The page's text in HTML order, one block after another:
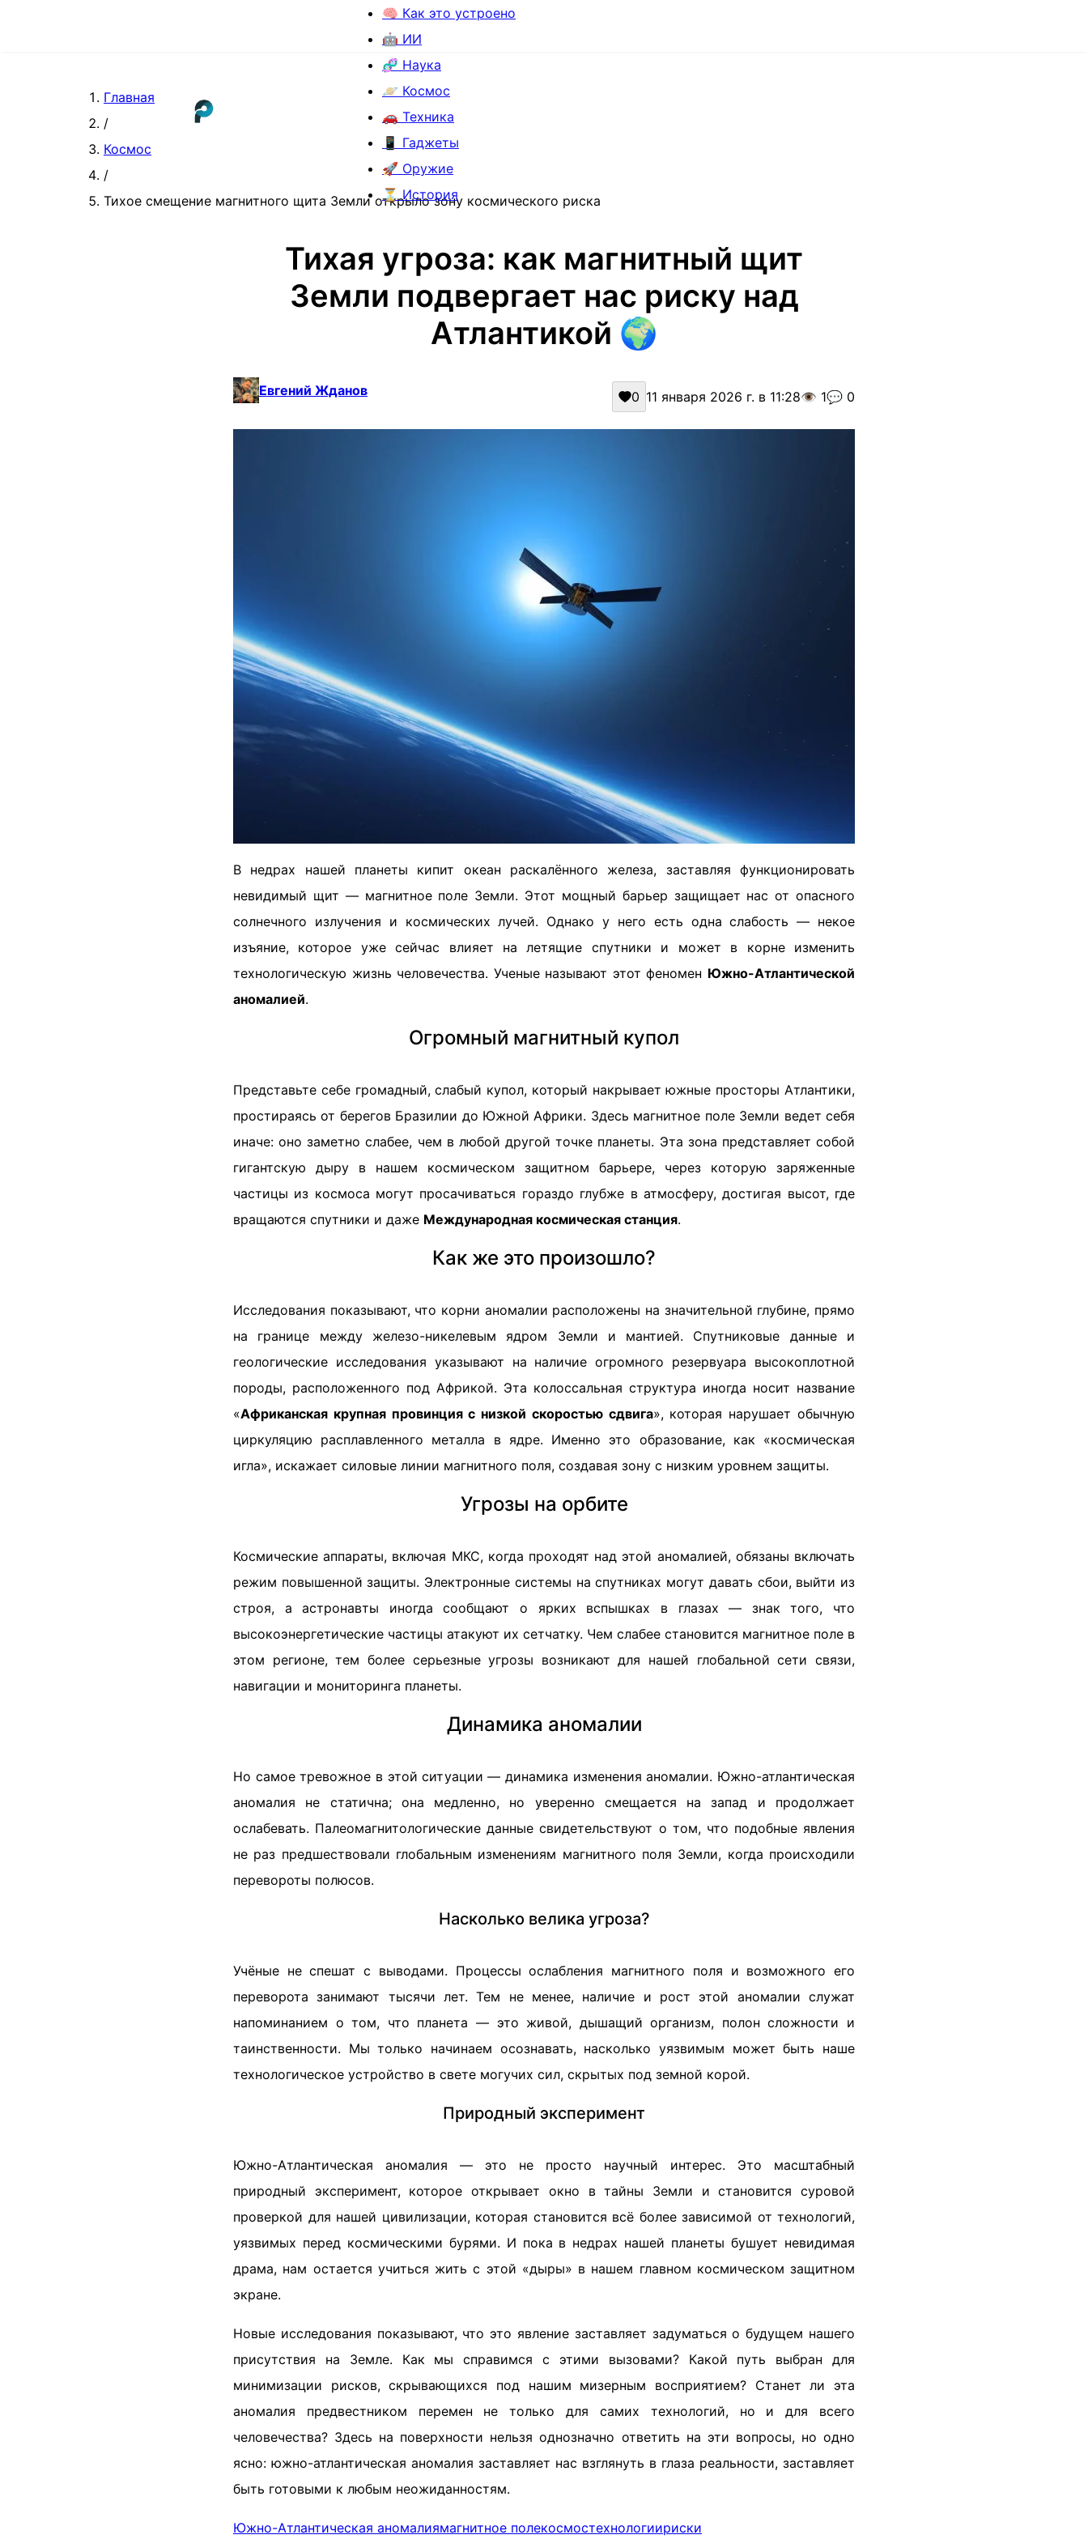
🧠 Как это устроено
🤖 ИИ
🧬 Наука
🪐 Космос
🚗 Техника
📱 Гаджеты
🚀 Оружие
⏳ История
Главная
/
Космос
/
Тихое смещение магнитного щита Земли открыло зону космического риска
Тихая угроза: как магнитный щит
Земли подвергает нас риску над
Атлантикой 🌍
Евгений Жданов 0 11 января 2026 г. в 11:28👁️ 1💬 0
В недрах нашей планеты кипит океан раскалённого железа, заставляя функционировать
невидимый щит — магнитное поле Земли. Этот мощный барьер защищает нас от опасного
солнечного излучения и космических лучей. Однако у него есть одна слабость — некое
изъяние, которое уже сейчас влияет на летящие спутники и может в корне изменить
технологическую жизнь человечества. Ученые называют этот феномен Южно-Атлантической
аномалией.
Огромный магнитный купол
Представьте себе громадный, слабый купол, который накрывает южные просторы Атлантики,
простираясь от берегов Бразилии до Южной Африки. Здесь магнитное поле Земли ведет себя
иначе: оно заметно слабее, чем в любой другой точке планеты. Эта зона представляет собой
гигантскую дыру в нашем космическом защитном барьере, через которую заряженные
частицы из космоса могут просачиваться гораздо глубже в атмосферу, достигая высот, где
вращаются спутники и даже Международная космическая станция.
Как же это произошло?
Исследования показывают, что корни аномалии расположены на значительной глубине, прямо
на границе между железо-никелевым ядром Земли и мантией. Спутниковые данные и
геологические исследования указывают на наличие огромного резервуара высокоплотной
породы, расположенного под Африкой. Эта колоссальная структура иногда носит название
«Африканская крупная провинция с низкой скоростью сдвига», которая нарушает обычную
циркуляцию расплавленного металла в ядре. Именно это образование, как «космическая
игла», искажает силовые линии магнитного поля, создавая зону с низким уровнем защиты.
Угрозы на орбите
Космические аппараты, включая МКС, когда проходят над этой аномалией, обязаны включать
режим повышенной защиты. Электронные системы на спутниках могут давать сбои, выйти из
строя, а астронавты иногда сообщают о ярких вспышках в глазах — знак того, что
высокоэнергетические частицы атакуют их сетчатку. Чем слабее становится магнитное поле в
этом регионе, тем более серьезные угрозы возникают для нашей глобальной сети связи,
навигации и мониторинга планеты.
Динамика аномалии
Но самое тревожное в этой ситуации — динамика изменения аномалии. Южно-атлантическая
аномалия не статична; она медленно, но уверенно смещается на запад и продолжает
ослабевать. Палеомагнитологические данные свидетельствуют о том, что подобные явления
не раз предшествовали глобальным изменениям магнитного поля Земли, когда происходили
перевороты полюсов.
Насколько велика угроза?
Учёные не спешат с выводами. Процессы ослабления магнитного поля и возможного его
переворота занимают тысячи лет. Тем не менее, наличие и рост этой аномалии служат
напоминанием о том, что планета — это живой, дышащий организм, полон сложности и
таинственности. Мы только начинаем осознавать, насколько уязвимым может быть наше
технологическое устройство в свете могучих сил, скрытых под земной корой.
Природный эксперимент
Южно-Атлантическая аномалия — это не просто научный интерес. Это масштабный
природный эксперимент, которое открывает окно в тайны Земли и становится суровой
проверкой для нашей цивилизации, которая становится всё более зависимой от технологий,
уязвимых перед космическими бурями. И пока в недрах нашей планеты бушует невидимая
драма, нам остается учиться жить с этой «дыры» в нашем главном космическом защитном
экране.
Новые исследования показывают, что это явление заставляет задуматься о будущем нашего
присутствия на Земле. Как мы справимся с этими вызовами? Какой путь выбран для
минимизации рисков, скрывающихся под нашим мизерным восприятием? Станет ли эта
аномалия предвестником перемен не только для самих технологий, но и для всего
человечества? Здесь на поверхности нельзя однозначно ответить на эти вопросы, но одно
ясно: южно-атлантическая аномалия заставляет нас взглянуть в глаза реальности, заставляет
быть готовыми к любым неожиданностям.
Южно-Атлантическая аномалиямагнитное полекосмостехнологиириски